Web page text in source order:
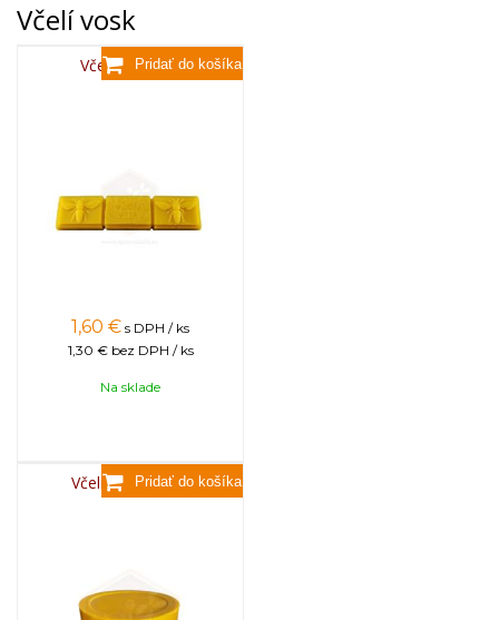
Včelí vosk
Včelí vosk,80g
1,60 € s DPH / ks
1,30 € bez DPH / ks
Na sklade
Včelí vosk, 3,5kg